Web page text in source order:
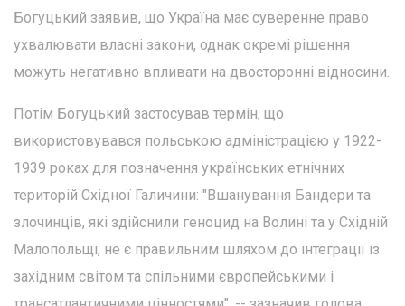
Богуцький заявив, що Україна має суверенне право
ухвалювати власні закони, однак окремі рішення
можуть негативно впливати на двосторонні відносини.
Потім Богуцький застосував термін, що
використовувався польською адміністрацією у 1922-
1939 роках для позначення українських етнічних
територій Східної Галичини: "Вшанування Бандери та
злочинців, які здійснили геноцид на Волині та у Східній
Малопольщі, не є правильним шляхом до інтеграції із
західним світом та спільними європейськими і